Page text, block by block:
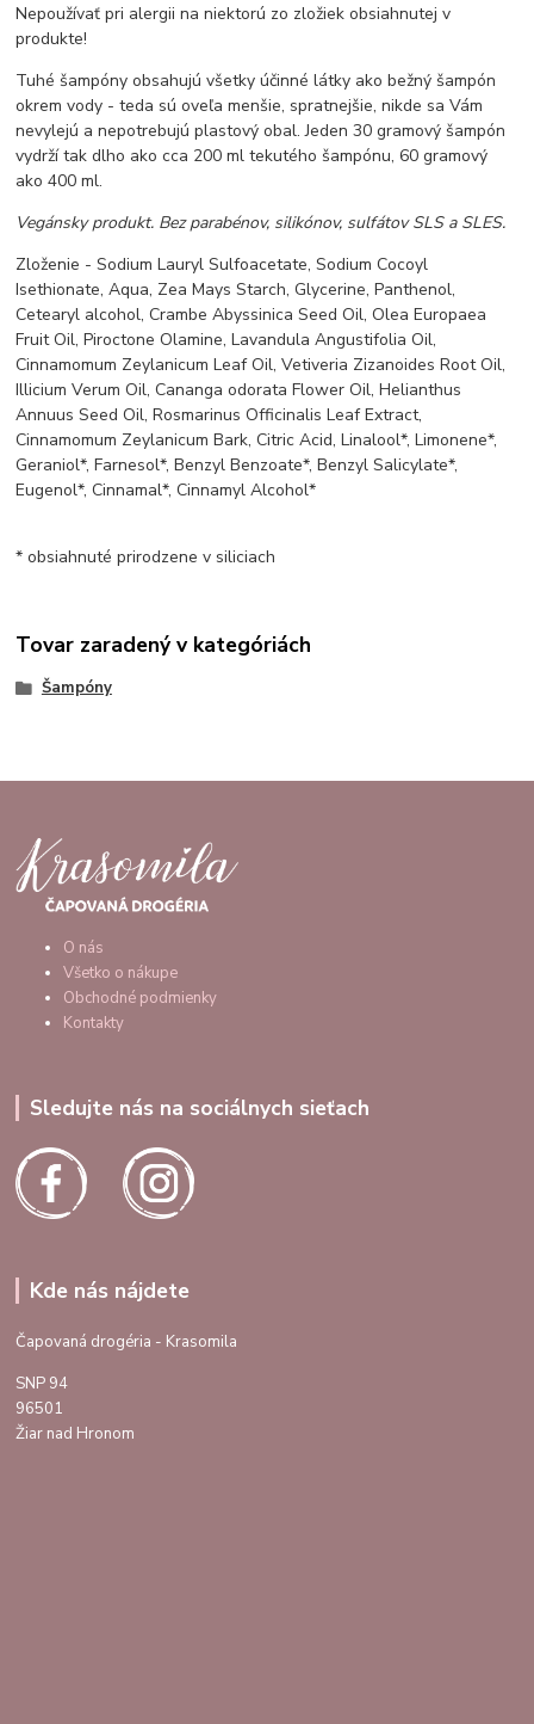
Nepoužívať pri alergii na niektorú zo zložiek obsiahnutej v
produkte!
Tuhé šampóny obsahujú všetky účinné látky ako bežný šampón
okrem vody - teda sú oveľa menšie, spratnejšie, nikde sa Vám
nevylejú a nepotrebujú plastový obal. Jeden 30 gramový šampón
vydrží tak dlho ako cca 200 ml tekutého šampónu, 60 gramový
ako 400 ml.
Vegánsky produkt. Bez parabénov, silikónov, sulfátov SLS a SLES.
Zloženie - Sodium Lauryl Sulfoacetate, Sodium Cocoyl
Isethionate, Aqua, Zea Mays Starch, Glycerine, Panthenol,
Cetearyl alcohol, Crambe Abyssinica Seed Oil, Olea Europaea
Fruit Oil, Piroctone Olamine, Lavandula Angustifolia Oil,
Cinnamomum Zeylanicum Leaf Oil, Vetiveria Zizanoides Root Oil,
Illicium Verum Oil, Cananga odorata Flower Oil, Helianthus
Annuus Seed Oil, Rosmarinus Officinalis Leaf Extract,
Cinnamomum Zeylanicum Bark, Citric Acid, Linalool*, Limonene*,
Geraniol*, Farnesol*, Benzyl Benzoate*, Benzyl Salicylate*,
Eugenol*, Cinnamal*, Cinnamyl Alcohol*
* obsiahnuté prirodzene v siliciach
Tovar zaradený v kategóriách
Šampóny
O nás
Všetko o nákupe
Obchodné podmienky
Kontakty
Sledujte nás na sociálnych sieťach
Kde nás nájdete
Čapovaná drogéria - Krasomila
SNP 94
96501
Žiar nad Hronom